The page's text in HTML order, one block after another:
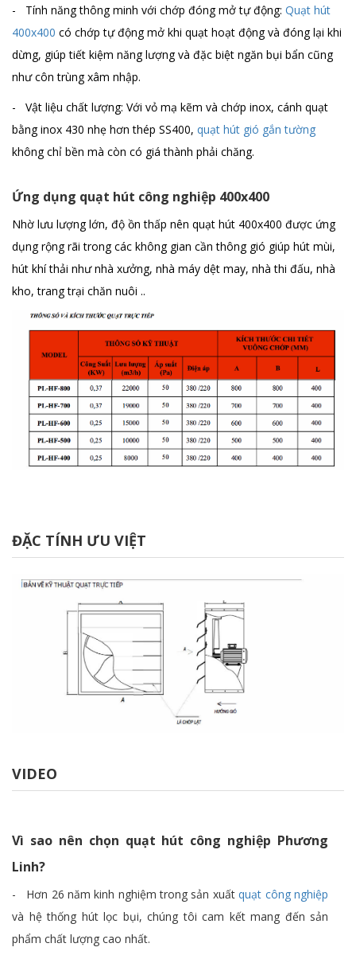
- Tính năng thông minh với chớp đóng mở tự động: Quạt hút
400x400 có chớp tự động mở khi quạt hoạt động và đóng lại khi
dừng, giúp tiết kiệm năng lượng và đặc biệt ngăn bụi bẩn cũng
như côn trùng xâm nhập.
- Vật liệu chất lượng: Với vỏ mạ kẽm và chớp inox, cánh quạt
bằng inox 430 nhẹ hơn thép SS400, quạt hút gió gắn tường
không chỉ bền mà còn có giá thành phải chăng.
Ứng dụng quạt hút công nghiệp 400x400
Nhờ lưu lượng lớn, độ ồn thấp nên quạt hút 400x400 được ứng
dụng rộng rãi trong các không gian cần thông gió giúp hút mùi,
hút khí thải như nhà xưởng, nhà máy dệt may, nhà thi đấu, nhà
kho, trang trại chăn nuôi ..
ĐẶC TÍNH ƯU VIỆT
VIDEO
Vì sao nên chọn quạt hút công nghiệp Phương
Linh?
- Hơn 26 năm kinh nghiệm trong sản xuấtquạt công nghiệp
và hệ thống hút lọc bụi, chúng tôi cam kết mang đến sản
phẩm chất lượng cao nhất.